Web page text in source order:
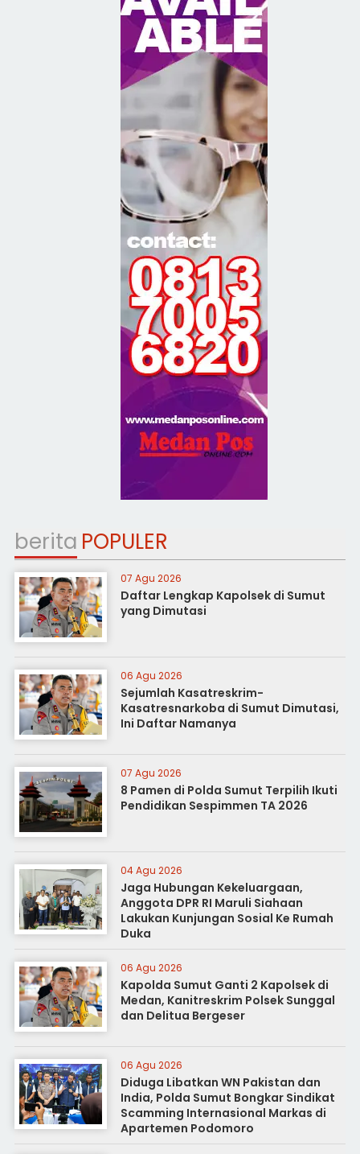
berita POPULER
07 Agu 2026
Daftar Lengkap Kapolsek di Sumut
yang Dimutasi
06 Agu 2026
Sejumlah Kasatreskrim-
Kasatresnarkoba di Sumut Dimutasi,
Ini Daftar Namanya
07 Agu 2026
8 Pamen di Polda Sumut Terpilih Ikuti
Pendidikan Sespimmen TA 2026
04 Agu 2026
Jaga Hubungan Kekeluargaan,
Anggota DPR RI Maruli Siahaan
Lakukan Kunjungan Sosial Ke Rumah
Duka
06 Agu 2026
Kapolda Sumut Ganti 2 Kapolsek di
Medan, Kanitreskrim Polsek Sunggal
dan Delitua Bergeser
06 Agu 2026
Diduga Libatkan WN Pakistan dan
India, Polda Sumut Bongkar Sindikat
Scamming Internasional Markas di
Apartemen Podomoro